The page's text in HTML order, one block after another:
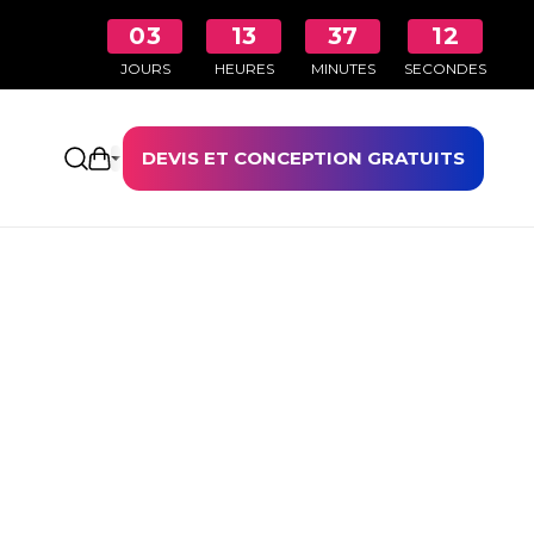
03
JOURS
13
HEURES
37
MINUTES
12
SECONDES
Ouvrir le panier
DEVIS ET CONCEPTION GRATUITS